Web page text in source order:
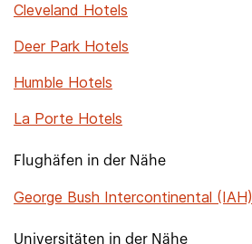
Cleveland Hotels
Deer Park Hotels
Humble Hotels
La Porte Hotels
Flughäfen in der Nähe
George Bush Intercontinental (IAH)
Universitäten in der Nähe